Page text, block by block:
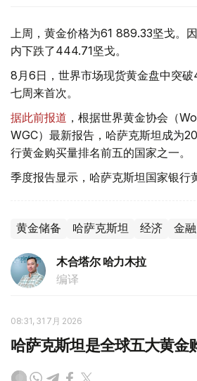
上周，黄金价格为61 889.33坚戈。
内下跌了444.71坚戈。
8月6日，世界市场现货黄金盘中突
七周来首次。
据此前报道 ，根据世界黄金协会（
WGC）最新报告，哈萨克斯坦成为
行黄金购买量排名前五的国家之一。
季度报告显示，哈萨克斯坦国家银行
黄金储备 哈萨克斯坦 经济 金融
木合塔尔 哈力木拉
编译
08:31, 31 7月 2026
哈萨克斯坦是全球五大黄金